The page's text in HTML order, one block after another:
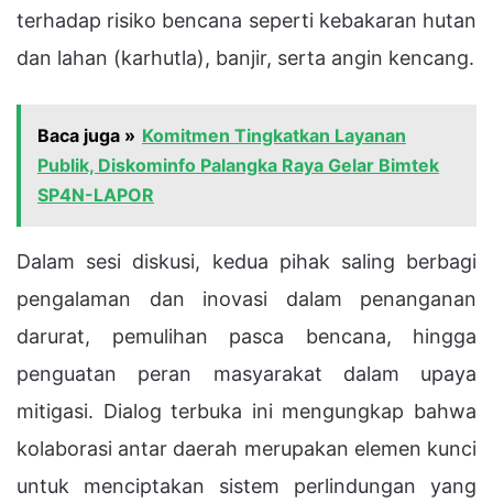
terhadap risiko bencana seperti kebakaran hutan
dan lahan (karhutla), banjir, serta angin kencang.
Baca juga » Komitmen Tingkatkan Layanan
Publik, Diskominfo Palangka Raya Gelar Bimtek
SP4N-LAPOR
Dalam sesi diskusi, kedua pihak saling berbagi
pengalaman dan inovasi dalam penanganan
darurat, pemulihan pasca bencana, hingga
penguatan peran masyarakat dalam upaya
mitigasi. Dialog terbuka ini mengungkap bahwa
kolaborasi antar daerah merupakan elemen kunci
untuk menciptakan sistem perlindungan yang